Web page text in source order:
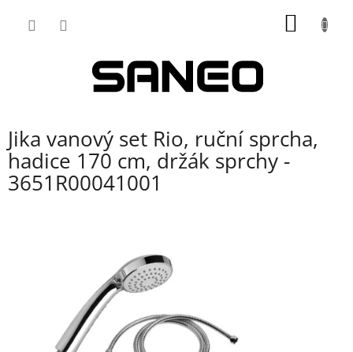
Jika vanový set Rio, ruční sprcha,
hadice 170 cm, držák sprchy -
3651R00041001